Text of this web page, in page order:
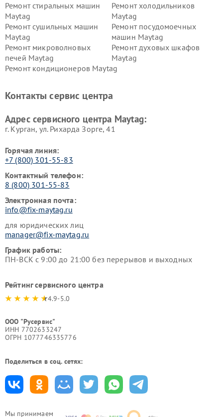
Мы принимаем
Ремонт стиральных машин
Maytag
Ремонт холодильников
Maytag
Ремонт сушильных машин
Maytag
Ремонт посудомоечных
машин Maytag
Ремонт микроволновых
печей Maytag
Ремонт духовых шкафов
Maytag
Ремонт кондиционеров Maytag
Контакты сервис центра
Адрес сервисного центра Maytag:
г. Курган, ул. Рихарда Зорге, 41
Горячая линия:
+7 (800) 301-55-83
Контактный телефон:
8 (800) 301-55-83
Электронная почта:
info@fix-maytag.ru
для юридических лиц
manager@fix-maytag.ru
График работы:
ПН-ВСК с 9:00 до 21:00 без перерывов и выходных
Рейтинг сервисного центра
4.9-5.0
ООО "Русервис"
ИНН 7702633247
ОГРН 1077746335776
Поделиться в соц. сетях: